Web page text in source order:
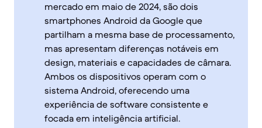
mercado em maio de 2024, são dois
smartphones Android da Google que
partilham a mesma base de processamento,
mas apresentam diferenças notáveis em
design, materiais e capacidades de câmara.
Ambos os dispositivos operam com o
sistema Android, oferecendo uma
experiência de software consistente e
focada em inteligência artificial.